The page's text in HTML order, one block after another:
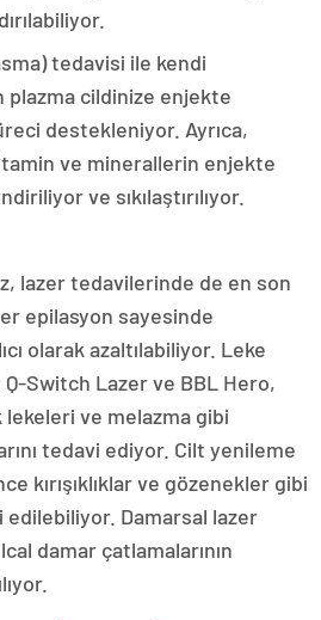
tedavisi ile kendi
plazma cildinize enjekte
destekleniyor. Ayrıca,
ve minerallerin enjekte
ve sıkılaştırılıyor.
lazer tedavilerinde de en son
epilasyon sayesinde
olarak azaltılabiliyor. Leke
Switch Lazer ve BBL Hero,
lekeleri ve melazma gibi
tedavi ediyor. Cilt yenileme
kırışıklıklar ve gözenekler gibi
Damarsal lazer
damar çatlamalarının